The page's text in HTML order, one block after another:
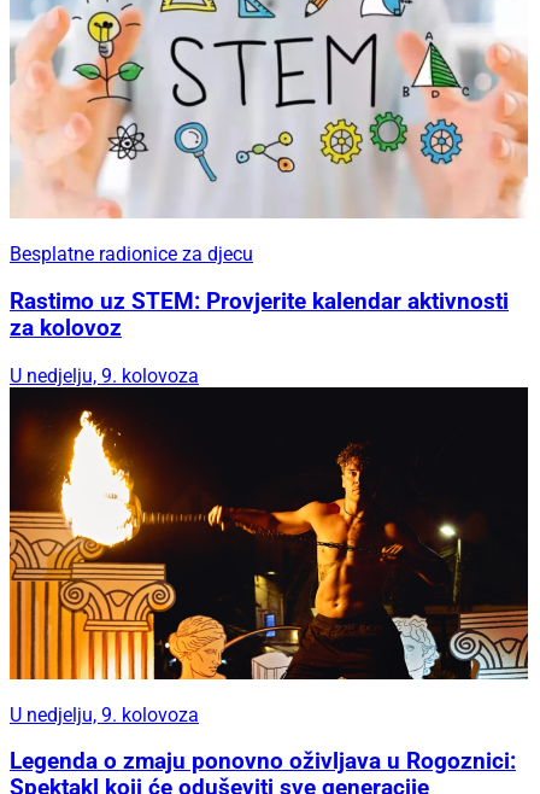
Besplatne radionice za djecu
Rastimo uz STEM: Provjerite kalendar aktivnosti
za kolovoz
U nedjelju, 9. kolovoza
U nedjelju, 9. kolovoza
Legenda o zmaju ponovno oživljava u Rogoznici:
Spektakl koji će oduševiti sve generacije